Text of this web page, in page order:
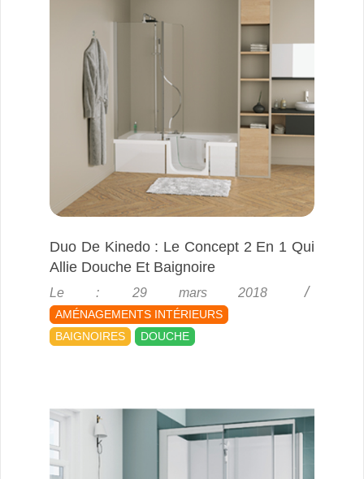
Duo De Kinedo : Le Concept 2 En 1 Qui
Allie Douche Et Baignoire
2018-
03-
29
Le : 29 mars 2018
AMÉNAGEMENTS INTÉRIEURS
BAIGNOIRES
DOUCHE